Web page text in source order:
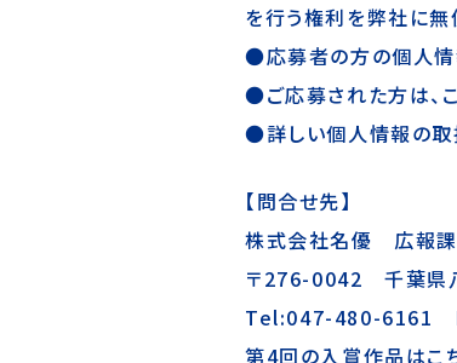
を行う権利を弊社に無
●応募者の方の個人情
●ご応募された方は、
●詳しい個人情報の取
【問合せ先】
株式会社名優 広報課
〒276-0042 千葉県
Tel:047-480-6161
第4回の入賞作品はこ